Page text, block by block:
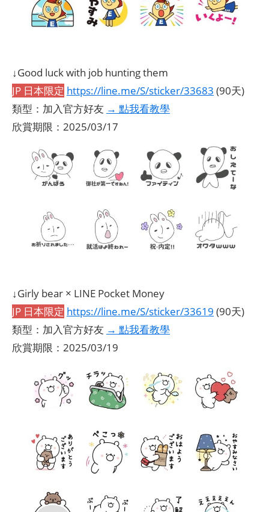
↓Good luck with job hunting them
JP 日本限定 https://line.me/S/sticker/33683 (90天)
類型：加入官方好友 → 點我看教學
欣賞期限：2025/03/17
↓Girly bear × LINE Pocket Money
JP 日本限定 https://line.me/S/sticker/33619 (90天)
類型：加入官方好友 → 點我看教學
欣賞期限：2025/03/19